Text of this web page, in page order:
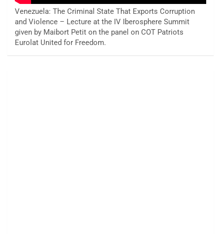
Venezuela: The Criminal State That Exports Corruption
and Violence – Lecture at the IV Iberosphere Summit
given by Maibort Petit on the panel on COT Patriots
Eurolat United for Freedom.